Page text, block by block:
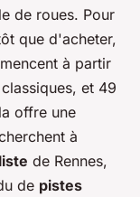
de roues. Pour
que d'acheter,
à partir
et 49
offre une
à
de Rennes,
de pistes